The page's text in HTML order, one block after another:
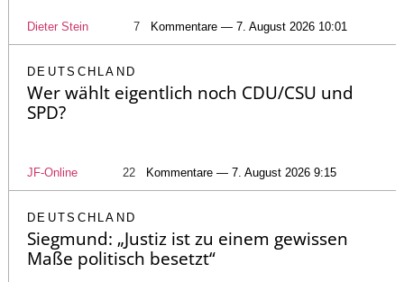
Dieter Stein 7 Kommentare — 7. August 2026 10:01
DEUTSCHLAND
Wer wählt eigentlich noch CDU/CSU und
SPD?
JF-Online 22 Kommentare — 7. August 2026 9:15
DEUTSCHLAND
Siegmund: „Justiz ist zu einem gewissen
Maße politisch besetzt“